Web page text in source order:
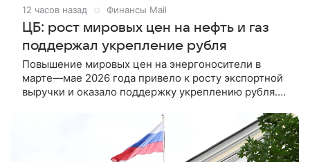
12 часов назад Финансы Mail
ЦБ: рост мировых цен на нефть и газ
поддержал укрепление рубля
Повышение мировых цен на энергоносители в
марте—мае 2026 года привело к росту экспортной
выручки и оказало поддержку укреплению рубля.